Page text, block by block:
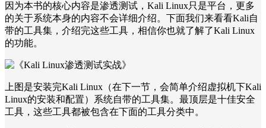
因为本书的核心内容是渗透测试，Kali Linux只是平台，更多
的关于系统本身的内容不会详细介绍。下面我们来看看Kali自
带的工具集，介绍完这些工具，相信你也就了解了Kali Linux
的功能。
上图是安装完Kali Linux（在下一节，会简单介绍虚拟机下Kali
Linux的安装和配置）系统自带的工具集。最顶层是十佳安全
工具，这些工具都被包含在下面的工具分类中。